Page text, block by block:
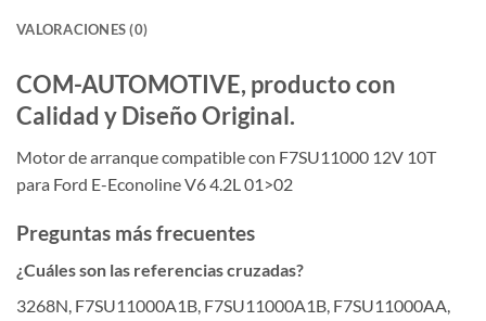
VALORACIONES (0)
COM-AUTOMOTIVE, producto con
Calidad y Diseño Original.
Motor de arranque compatible con F7SU11000 12V 10T
para Ford E-Econoline V6 4.2L 01>02
Preguntas más frecuentes
¿Cuáles son las referencias cruzadas?
3268N, F7SU11000A1B, F7SU11000A1B, F7SU11000AA,